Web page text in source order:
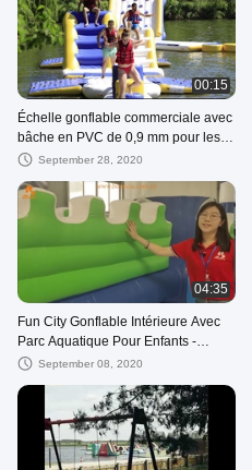
00:15
Échelle gonflable commerciale avec
bâche en PVC de 0,9 mm pour les
jeux de sports nautiques
September 28, 2020
04:35
Fun City Gonflable Intérieure Avec
Parc Aquatique Pour Enfants -
Matériau PVC
September 08, 2020